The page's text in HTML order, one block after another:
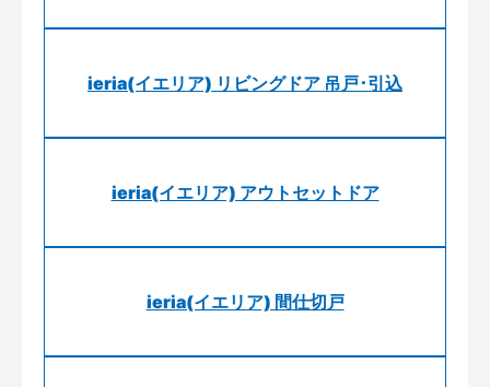
ieria(イエリア) リビングドア 吊戸･引込
ieria(イエリア) アウトセットドア
ieria(イエリア) 間仕切戸